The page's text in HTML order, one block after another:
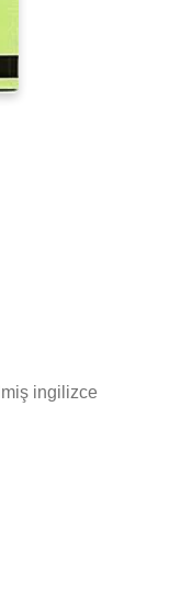
ingilizce